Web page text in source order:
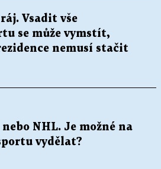
Vsadit vše
se může vymstít,
nemusí stačit
NHL. Je možné na
vydělat?